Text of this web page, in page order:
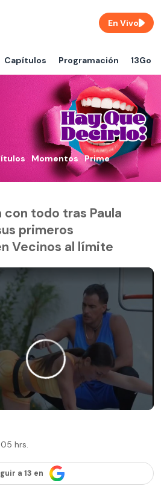
Capítulos Programación 13Go
En Vivo
Momentos Prime
con todo tras Paula
primeros
Vecinos al límite
hrs.
a 13 en